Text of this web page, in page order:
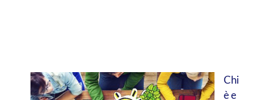
Chi
è e